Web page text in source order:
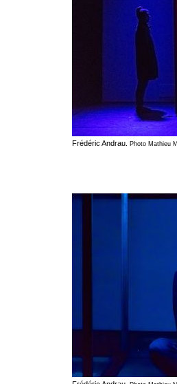
Frédéric Andrau. Photo Mathieu